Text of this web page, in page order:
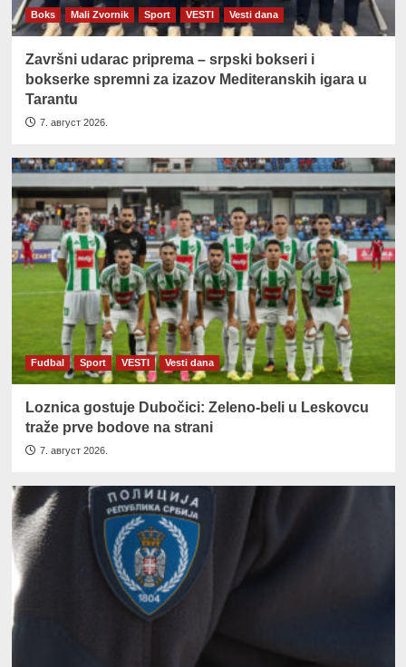
Boks Mali Zvornik Sport VESTI Vesti dana
Završni udarac priprema – srpski bokseri i
bokserke spremni za izazov Mediteranskih igara u
Tarantu
7. август 2026.
Fudbal Sport VESTI Vesti dana
Loznica gostuje Dubočici: Zeleno-beli u Leskovcu
traže prve bodove na strani
7. август 2026.